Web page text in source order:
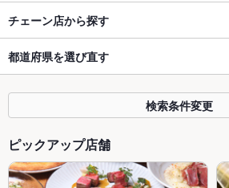
チェーン店から探す
都道府県を選び直す
検索条件変更
ピックアップ店舗